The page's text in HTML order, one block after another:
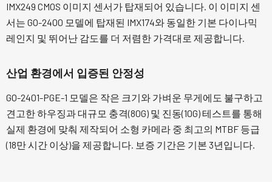
IMX249 CMOS 이미지 센서가 탑재되어 있습니다. 이 이미지 센
서는 GO-2400 모델에 탑재된 IMX174와 동일한 기본 다이나믹
레인지 및 뛰어난 감도를 더 저렴한 가격대로 제공합니다.
산업 환경에서 입증된 안정성
GO-2401-PGE-1 모델은 작은 크기와 가벼운 무게에도 불구하고
견고한 하우징과 대규모 충격(80G) 및 진동(10G) 테스트를 통해
실제 환경에 맞춰 제작되어 소형 카메라 중 최고의 MTBF 등급
(18만 시간 이상)을 제공합니다. 보증 기간은 기본 3년입니다.